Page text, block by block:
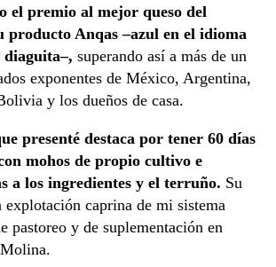
el premio al mejor queso del
producto Anqas –azul en el idioma
diaguita–, superando así a más de un
exponentes de México, Argentina,
y los dueños de casa.
presenté destaca por tener 60 días
mohos de propio cultivo e
a los ingredientes y el terruño. Su
explotación caprina de mi sistema
pastoreo y de suplementación en